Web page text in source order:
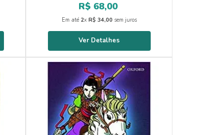
R$ 68,00
Em até 2x R$ 34,00 sem juros